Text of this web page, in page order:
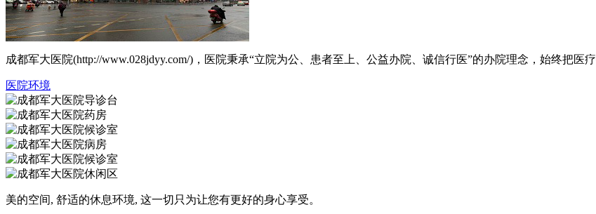
成都军大医院(http://www.028jdyy.com/)，医院秉承“立院为公、患者至上、公益办院、诚信行医”的办院理念，始终把医
医院环境
美的空间, 舒适的休息环境, 这一切只为让您有更好的身心享受。